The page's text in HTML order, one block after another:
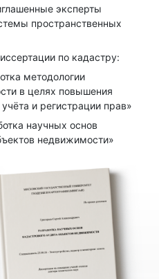
эксперты
пространственных
по кадастру:
методологии
в целях повышения
и регистрации прав»
научных основ
недвижимости»